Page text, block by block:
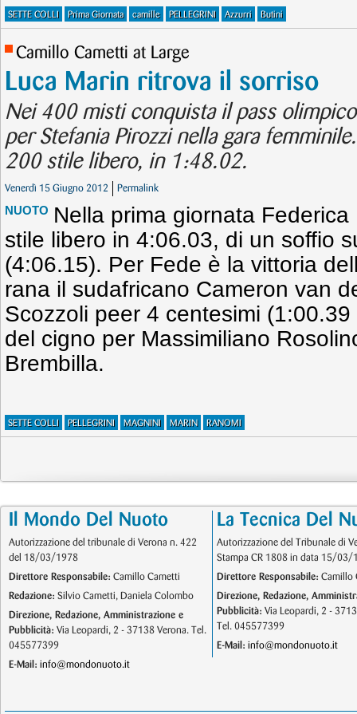
SETTE COLLI Prima Giornata camille PELLEGRINI Azzurri Butini
Camillo Cametti at Large
Luca Marin ritrova il sorriso
Nei 400 misti conquista il pass
per Stefania Pirozzi nella gara
200 stile libero, in 1:48.02.
Venerdì 15 Giugno 2012 Permalink
NUOTO Nella prima giornata
stile libero in 4:06.03, di un soffio
(4:06.15). Per Fede è la vittoria
rana il sudafricano Cameron van
Scozzoli peer 4 centesimi
del cigno per Massimiliano
Brembilla.
SETTE COLLI PELLEGRINI MAGNINI MARIN RANOMI
Il Mondo Del Nuoto
Autorizzazione del tribunale di Verona n. 422
del 18/03/1978
Direttore Responsabile: Camillo Cametti
Redazione: Silvio Cametti, Daniela Colombo
Direzione, Redazione, Amministrazione e
Pubblicità: Via Leopardi, 2 - 37138 Verona. Tel.
045577399
E-Mail: info@mondonuoto.it
La Tecnica Del
Autorizzazione del Tribunale di
Stampa CR 1808 in data 15/03/
Direttore Responsabile: Camillo
Direzione, Redazione,
Pubblicità: Via Leopardi, 2 -
Tel. 045577399
E-Mail: info@mondonuoto.it